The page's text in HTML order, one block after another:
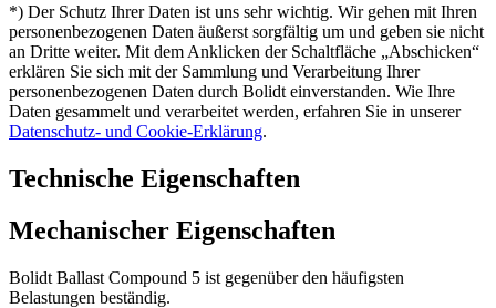
*) Der Schutz Ihrer Daten ist uns sehr wichtig. Wir gehen mit Ihren
personenbezogenen Daten äußerst sorgfältig um und geben sie nicht
an Dritte weiter. Mit dem Anklicken der Schaltfläche „Abschicken“
erklären Sie sich mit der Sammlung und Verarbeitung Ihrer
personenbezogenen Daten durch Bolidt einverstanden. Wie Ihre
Daten gesammelt und verarbeitet werden, erfahren Sie in unserer
Datenschutz- und Cookie-Erklärung.
Technische Eigenschaften
Mechanischer Eigenschaften
Bolidt Ballast Compound 5 ist gegenüber den häufigsten
Belastungen beständig.